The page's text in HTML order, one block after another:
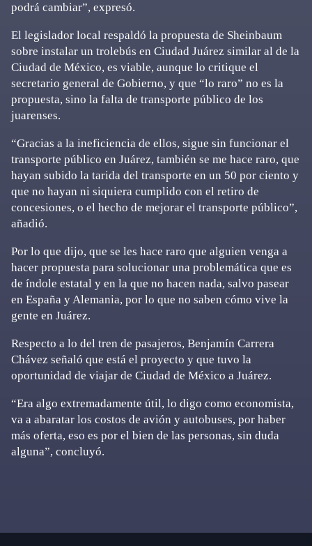
podrá cambiar”, expresó.
El legislador local respaldó la propuesta de Sheinbaum
sobre instalar un trolebús en Ciudad Juárez similar al de la
Ciudad de México, es viable, aunque lo critique el
secretario general de Gobierno, y que “lo raro” no es la
propuesta, sino la falta de transporte público de los
juarenses.
“Gracias a la ineficiencia de ellos, sigue sin funcionar el
transporte público en Juárez, también se me hace raro, que
hayan subido la tarida del transporte en un 50 por ciento y
que no hayan ni siquiera cumplido con el retiro de
concesiones, o el hecho de mejorar el transporte público”,
añadió.
Por lo que dijo, que se les hace raro que alguien venga a
hacer propuesta para solucionar una problemática que es
de índole estatal y en la que no hacen nada, salvo pasear
en España y Alemania, por lo que no saben cómo vive la
gente en Juárez.
Respecto a lo del tren de pasajeros, Benjamín Carrera
Chávez señaló que está el proyecto y que tuvo la
oportunidad de viajar de Ciudad de México a Juárez.
“Era algo extremadamente útil, lo digo como economista,
va a abaratar los costos de avión y autobuses, por haber
más oferta, eso es por el bien de las personas, sin duda
alguna”, concluyó.